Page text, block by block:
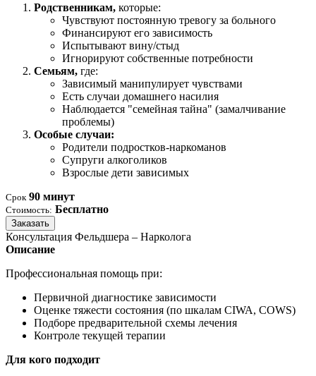
Родственникам, которые:
Чувствуют постоянную тревогу за больного
Финансируют его зависимость
Испытывают вину/стыд
Игнорируют собственные потребности
Семьям, где:
Зависимый манипулирует чувствами
Есть случаи домашнего насилия
Наблюдается "семейная тайна" (замалчивание
проблемы)
Особые случаи:
Родители подростков-наркоманов
Супруги алкоголиков
Взрослые дети зависимых
Срок 90 минут
Стоимость: Бесплатно
Заказать
Консультация Фельдшера – Нарколога
Описание
Профессиональная помощь при:
Первичной диагностике зависимости
Оценке тяжести состояния (по шкалам CIWA, COWS)
Подборе предварительной схемы лечения
Контроле текущей терапии
Для кого подходит